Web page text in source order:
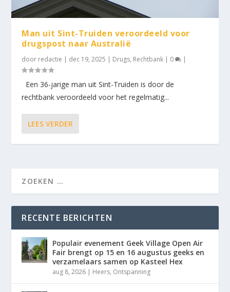
Man uit Sint-Truiden veroordeeld voor
drugspost naar Australië
door redactie | dec 19, 2025 | Drugs, Rechtbank | 0 |
Een 36-jarige man uit Sint-Truiden is door de
rechtbank veroordeeld voor het regelmatig...
LEES VERDER
RECENTE BERICHTEN
Populair evenement Geek Village Open Air
Fair brengt op 15 en 16 augustus geeks en
verzamelaars samen op Kasteel Hex
aug 8, 2026 | Heers, Ontspanning